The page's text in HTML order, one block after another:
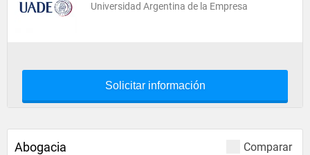
Universidad Argentina de la Empresa
Solicitar información
Comparar
Abogacia